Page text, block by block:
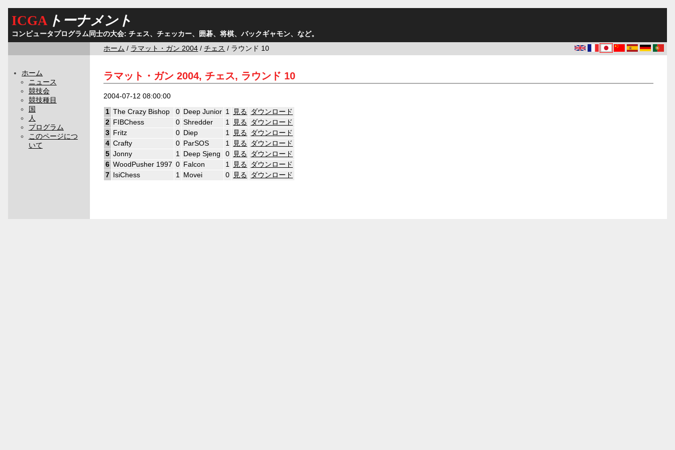
ICGAトーナメント
コンピュータプログラム同士の大会: チェス、チェッカー、囲碁、将棋、バックギャモン、など。
ホーム / ラマット・ガン 2004 /チェス / ラウンド 10
ホーム
ニュース
競技会
競技種目
国
人
プログラム
このページにつ
いて
ラマット・ガン 2004, チェス, ラウンド 10
2004-07-12 08:00:00
1 The Crazy Bishop 0 Deep Junior 1 見る
ダウンロード
2 FIBChess 0 Shredder 1 見る
ダウンロード
3 Fritz 0 Diep 1 見る
ダウンロード
4 Crafty 0 ParSOS 1 見る
ダウンロード
5 Jonny 1 Deep Sjeng 0 見る
ダウンロード
6 WoodPusher 1997 0 Falcon 1 見る
ダウンロード
7
IsiChess 1 Movei 0 見る ダウンロード